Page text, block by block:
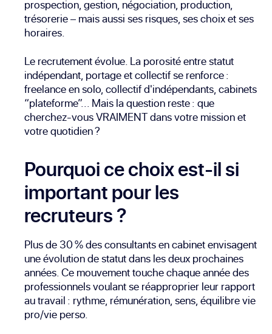
prospection, gestion, négociation, production,
trésorerie – mais aussi ses risques, ses choix et ses
horaires.
Le recrutement évolue. La porosité entre statut
indépendant, portage et collectif se renforce :
freelance en solo, collectif d'indépendants, cabinets
“plateforme”... Mais la question reste : que
cherchez-vous VRAIMENT dans votre mission et
votre quotidien ?
Pourquoi ce choix est-il si
important pour les
recruteurs ?
Plus de 30 % des consultants en cabinet envisagent
une évolution de statut dans les deux prochaines
années. Ce mouvement touche chaque année des
professionnels voulant se réapproprier leur rapport
au travail : rythme, rémunération, sens, équilibre vie
pro/vie perso.